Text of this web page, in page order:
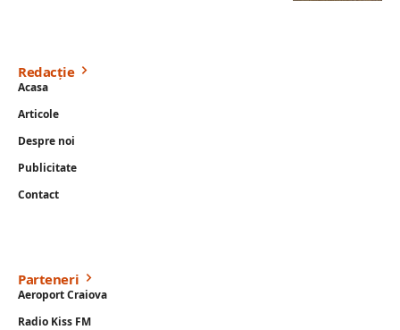
Redacție
Acasa
Articole
Despre noi
Publicitate
Contact
Parteneri
Aeroport Craiova
Radio Kiss FM